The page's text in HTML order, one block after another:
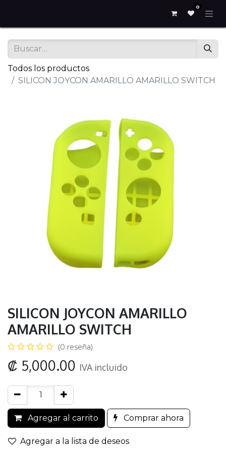
0
Todos los productos
SILICON JOYCON AMARILLO AMARILLO SWITCH
SILICON JOYCON AMARILLO
AMARILLO SWITCH
(0 reseña)
₡ 5,000.00 IVA incluido
Agregar al carrito Comprar ahora
Agregar a la lista de deseos